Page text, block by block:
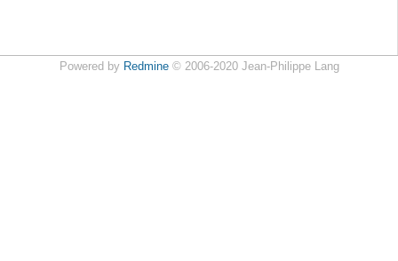
Powered by Redmine© 2006-2020 Jean-Philippe Lang